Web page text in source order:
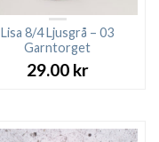
Lisa 8/4 Ljusgrå – 03
Garntorget
29.00 kr